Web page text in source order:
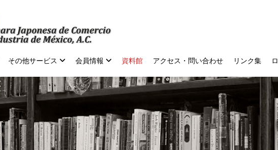
その他サービス 会員情報 資料館 アクセス・問い合わせ リンク集